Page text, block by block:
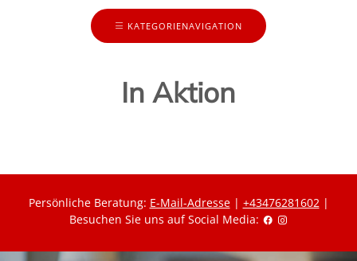
KATEGORIENAVIGATION
In Aktion
Persönliche Beratung: E-Mail-Adresse| +43476281602|
Besuchen Sie uns auf Social Media: